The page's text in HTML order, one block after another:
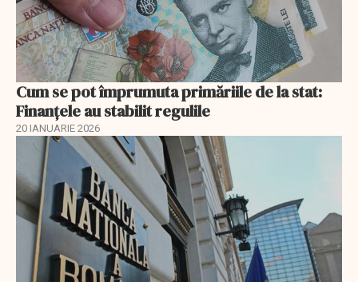
Cum se pot împrumuta primăriile de la stat:
Finanțele au stabilit regulile
20 IANUARIE 2026